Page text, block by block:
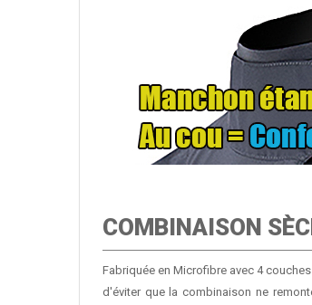
COMBINAISON
Fabriquée en Microfibre avec 4
d'éviter que la combinaison ne